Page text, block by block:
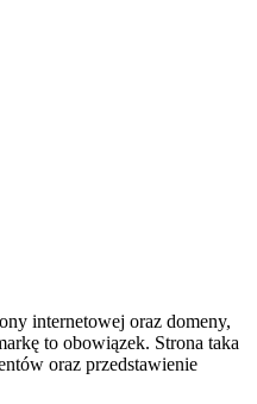
internetowej oraz domeny,
to obowiązek. Strona taka
oraz przedstawienie